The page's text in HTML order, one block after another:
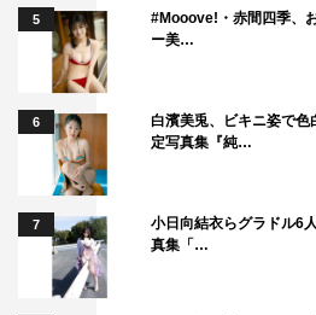
『ハロプロダンス学園シーズン11』
PROFILE
広本瑠璃
B型。OCHA NORMAのメンバー。
番組情報
5
#Mooove!・赤間四季、
ー美…
6
白濱美兎、ビキニ姿で
定写真集『純…
7
小日向結衣らグラドル6
真集「…